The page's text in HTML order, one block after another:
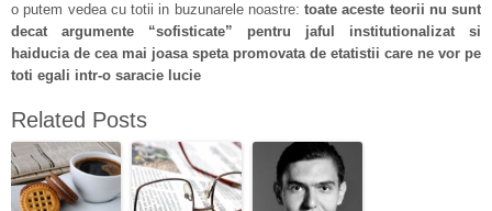
o putem vedea cu totii in buzunarele noastre: toate aceste teorii nu sunt
decat argumente “sofisticate” pentru jaful institutionalizat si
haiducia de cea mai joasa speta promovata de etatistii care ne vor pe
toti egali intr-o saracie lucie
Related Posts